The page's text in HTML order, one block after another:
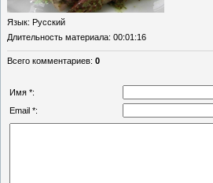
Язык: Русский
Длительность материала: 00:01:16
Всего комментариев: 0
Имя *:
Email *: